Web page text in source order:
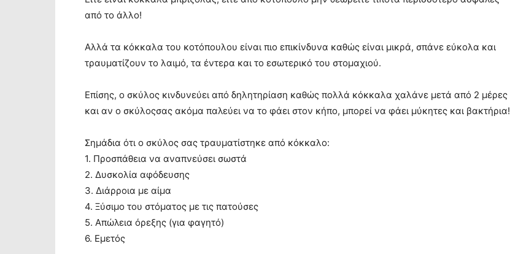
από το άλλο!
Αλλά τα κόκκαλα του κοτόπουλου είναι πιο επικίνδυνα καθώς είναι μικρά, σπάνε εύκολα και
τραυματίζουν το λαιμό, τα έντερα και το εσωτερικό του στομαχιού.
Επίσης, ο σκύλος κινδυνεύει από δηλητηρίαση καθώς πολλά κόκκαλα χαλάνε μετά από 2 μέρες
και αν ο σκύλοςσας ακόμα παλεύει να το φάει στον κήπο, μπορεί να φάει μύκητες και βακτήρια!
Σημάδια ότι ο σκύλος σας τραυματίστηκε από κόκκαλο:
1. Προσπάθεια να αναπνεύσει σωστά
2. Δυσκολία αφόδευσης
3. Διάρροια με αίμα
4. Ξύσιμο του στόματος με τις πατούσες
5. Απώλεια όρεξης (για φαγητό)
6. Εμετός